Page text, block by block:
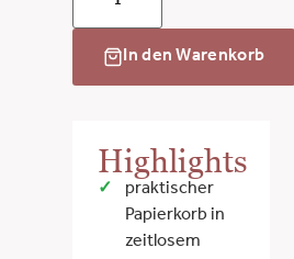
In den Warenkorb
Highlights
praktischer
Papierkorb in
zeitlosem